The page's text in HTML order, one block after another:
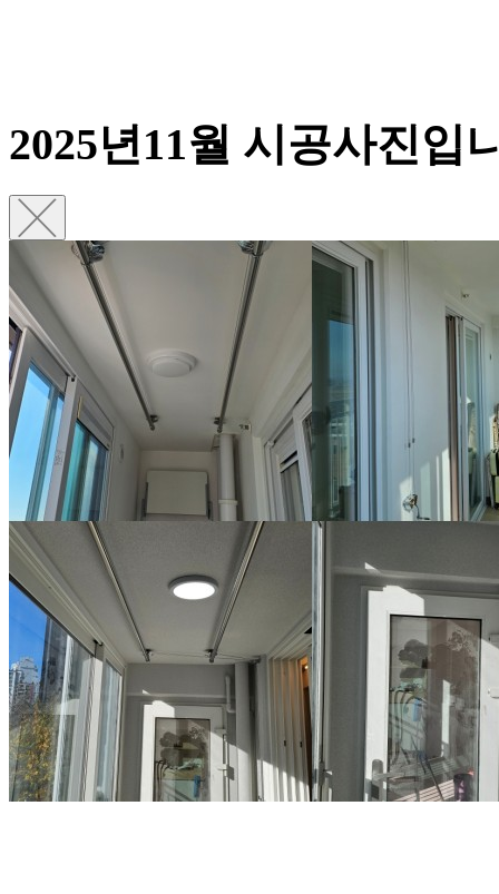
2025년11월 시공사진입